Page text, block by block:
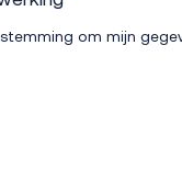
om mijn